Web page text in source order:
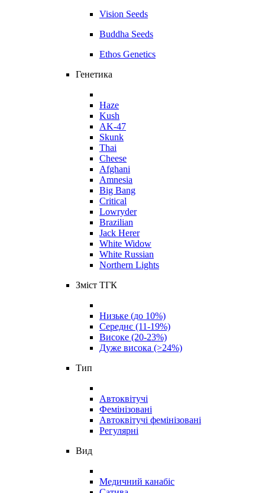
Vision Seeds
Buddha Seeds
Ethos Genetics
Генетика
Haze
Kush
AK-47
Skunk
Thai
Cheese
Afghani
Amnesia
Big Bang
Critical
Lowryder
Brazilian
Jack Herer
White Widow
White Russian
Northern Lights
Зміст ТГК
Низьке (до 10%)
Середнє (11-19%)
Високе (20-23%)
Дуже висока (>24%)
Тип
Автоквітучі
Фемінізовані
Автоквітучі фемінізовані
Регулярні
Вид
Медичний канабіс